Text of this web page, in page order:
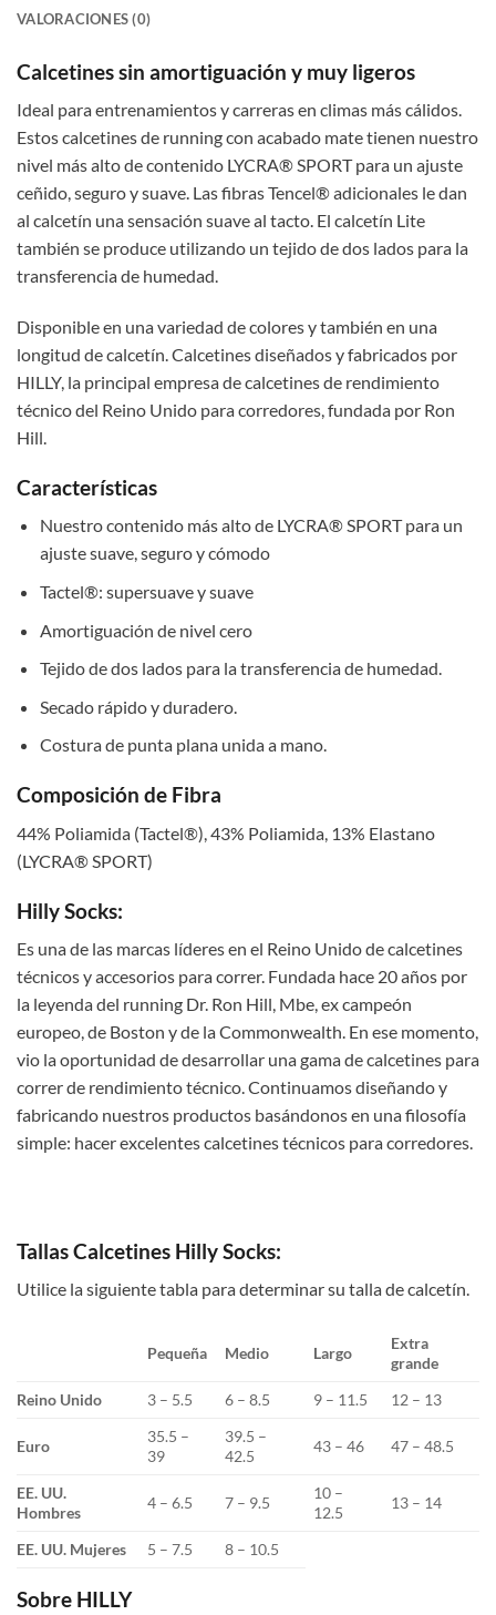
VALORACIONES (0)
Calcetines sin amortiguación y muy ligeros
Ideal para entrenamientos y carreras en climas más cálidos.
Estos calcetines de running con acabado mate tienen nuestro
nivel más alto de contenido LYCRA® SPORT para un ajuste
ceñido, seguro y suave. Las fibras Tencel® adicionales le dan
al calcetín una sensación suave al tacto. El calcetín Lite
también se produce utilizando un tejido de dos lados para la
transferencia de humedad.
Disponible en una variedad de colores y también en una
longitud de calcetín. Calcetines diseñados y fabricados por
HILLY, la principal empresa de calcetines de rendimiento
técnico del Reino Unido para corredores, fundada por Ron
Hill.
Características
Nuestro contenido más alto de LYCRA® SPORT para un
ajuste suave, seguro y cómodo
Tactel®: supersuave y suave
Amortiguación de nivel cero
Tejido de dos lados para la transferencia de humedad.
Secado rápido y duradero.
Costura de punta plana unida a mano.
Composición de Fibra
44% Poliamida (Tactel®), 43% Poliamida, 13% Elastano
(LYCRA® SPORT)
Hilly Socks:
Es una de las marcas líderes en el Reino Unido de calcetines
técnicos y accesorios para correr. Fundada hace 20 años por
la leyenda del running Dr. Ron Hill, Mbe, ex campeón
europeo, de Boston y de la Commonwealth. En ese momento,
vio la oportunidad de desarrollar una gama de calcetines para
correr de rendimiento técnico. Continuamos diseñando y
fabricando nuestros productos basándonos en una filosofía
simple: hacer excelentes calcetines técnicos para corredores.
Tallas Calcetines Hilly Socks:
Utilice la siguiente tabla para determinar su talla de calcetín.
Pequeña Medio Largo
Extra
grande
Reino Unido
3 – 5.5 6 – 8.5 9 – 11.5 12 – 13
Euro
35.5 –
39
39.5 –
42.5
43 – 46 47 – 48.5
EE. UU.
Hombres
4 – 6.5 7 – 9.5
10 –
12.5
13 – 14
EE. UU. Mujeres 5 – 7.5 8 – 10.5
Sobre HILLY